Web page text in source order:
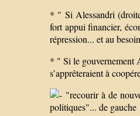
* " Si Alessandri
fort appui financier,
répression... et au
* " Si le gouvernement
s’apprêteraient à
"recourir à de
politiques"... de gauche